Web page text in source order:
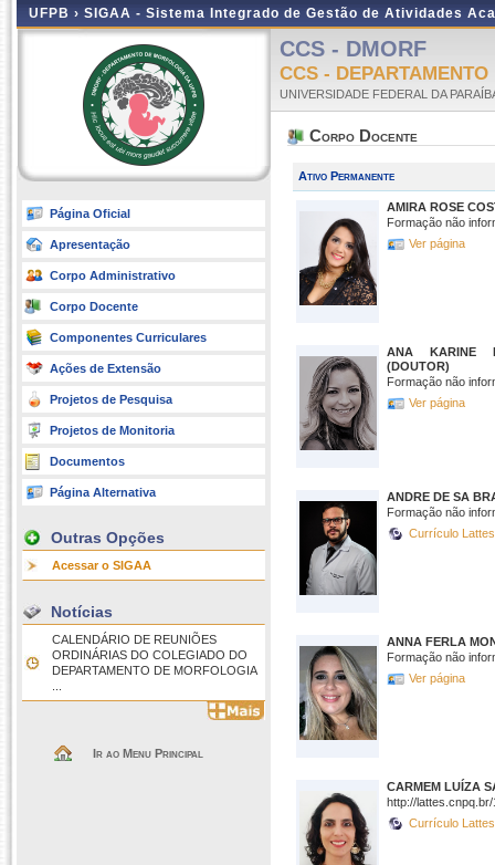
UFPB › SIGAA - Sistema Integrado de Gestão de Atividades
Página Oficial
Apresentação
Corpo Administrativo
Corpo Docente
Componentes Curriculares
Ações de Extensão
Projetos de Pesquisa
Projetos de Monitoria
Documentos
Página Alternativa
Outras Opções
Acessar o SIGAA
Notícias
CALENDÁRIO DE REUNIÕES
ORDINÁRIAS DO COLEGIADO DO
DEPARTAMENTO DE MORFOLOGIA
Ir ao Menu Principal
CCS - DMORF
CCS -
UNIVERSIDADE FEDERAL DA
Corpo Docente
Ativo Permanente
AMIRA ROSE
Formação não
Ver página
ANA KARINE
(DOUTOR)
Formação não
Ver página
ANDRE DE SA
Formação não
Currículo
ANNA FERLA
Formação não
Ver página
CARMEM LUÍZA
http://
Currículo